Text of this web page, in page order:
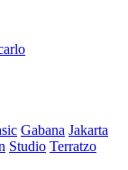
Gabana Jakarta
Studio Terratzo